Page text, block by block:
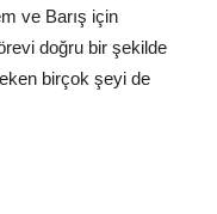
ve Barış için
doğru bir şekilde
birçok şeyi de